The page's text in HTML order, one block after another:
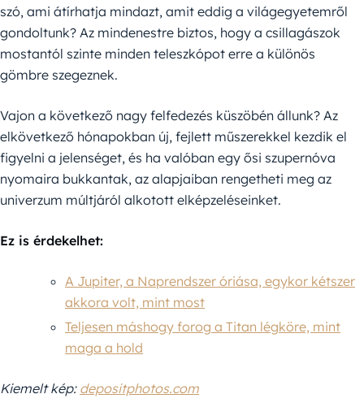
szó, ami átírhatja mindazt, amit eddig a világegyetemről
gondoltunk? Az mindenestre biztos, hogy a csillagászok
mostantól szinte minden teleszkópot erre a különös
gömbre szegeznek.
Vajon a következő nagy felfedezés küszöbén állunk? Az
elkövetkező hónapokban új, fejlett műszerekkel kezdik el
figyelni a jelenséget, és ha valóban egy ősi szupernóva
nyomaira bukkantak, az alapjaiban rengetheti meg az
univerzum múltjáról alkotott elképzeléseinket.
Ez is érdekelhet:
A Jupiter, a Naprendszer óriása, egykor kétszer
akkora volt, mint most
Teljesen máshogy forog a Titan légköre, mint
maga a hold
Kiemelt kép: depositphotos.com